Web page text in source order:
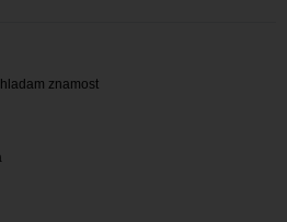
znamost